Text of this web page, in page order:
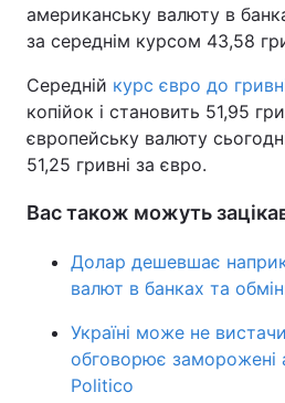
американську валюту в
за середнім курсом 43,58
Середній курс євро до
копійок і становить 51,95
європейську валюту
51,25 гривні за євро.
Вас також можуть
Долар дешевшає
валют в банках та
Україні може не
обговорює заморожені
Politico